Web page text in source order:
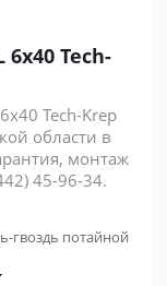
Tech-
Tech-Krep
области в
монтаж
45-96-34.
гвоздь потайной